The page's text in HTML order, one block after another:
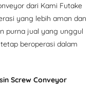
dari Kami Futake
yang lebih aman dan
purna jual yang unggul
beroperasi dalam
Screw Conveyor